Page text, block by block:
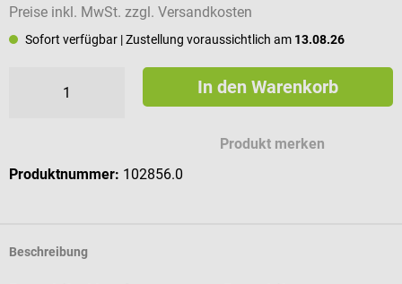
Preise inkl. MwSt. zzgl. Versandkosten
Sofort verfügbar | Zustellung voraussichtlich am 13.08.26
In den Warenkorb
Produkt merken
Produktnummer: 102856.0
Beschreibung